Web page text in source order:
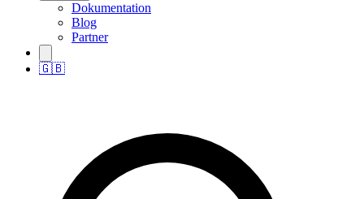
Dokumentation
Blog
Partner
🇬🇧